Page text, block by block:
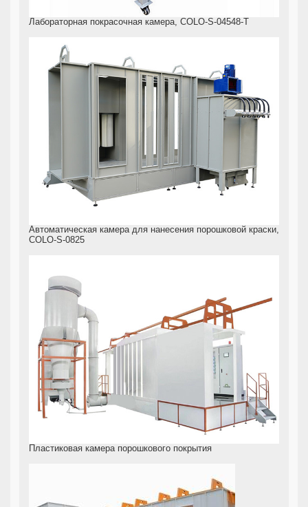
Лабораторная покрасочная камера, COLO-S-04548-T
Автоматическая камера для нанесения порошковой краски,
COLO-S-0825
Пластиковая камера порошкового покрытия